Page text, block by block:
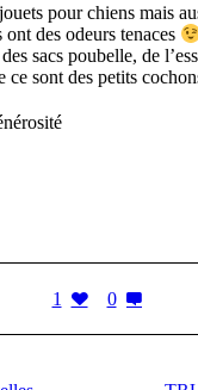
pour chiens mais
des odeurs tenaces
sacs poubelle, de
ce sont des petits
1 0